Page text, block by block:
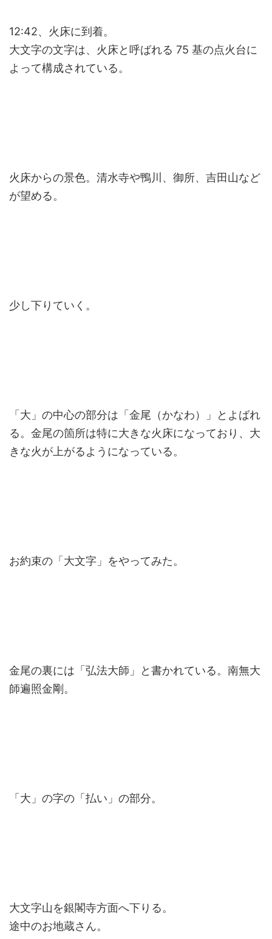
12:42、火床に到着。
大文字の文字は、火床と呼ばれる 75 基の点火台に
よって構成されている。
火床からの景色。清水寺や鴨川、御所、吉田山など
が望める。
少し下りていく。
「大」の中心の部分は「金尾（かなわ）」とよばれ
る。金尾の箇所は特に大きな火床になっており、大
きな火が上がるようになっている。
お約束の「大文字」をやってみた。
金尾の裏には「弘法大師」と書かれている。南無大
師遍照金剛。
「大」の字の「払い」の部分。
大文字山を銀閣寺方面へ下りる。
途中のお地蔵さん。